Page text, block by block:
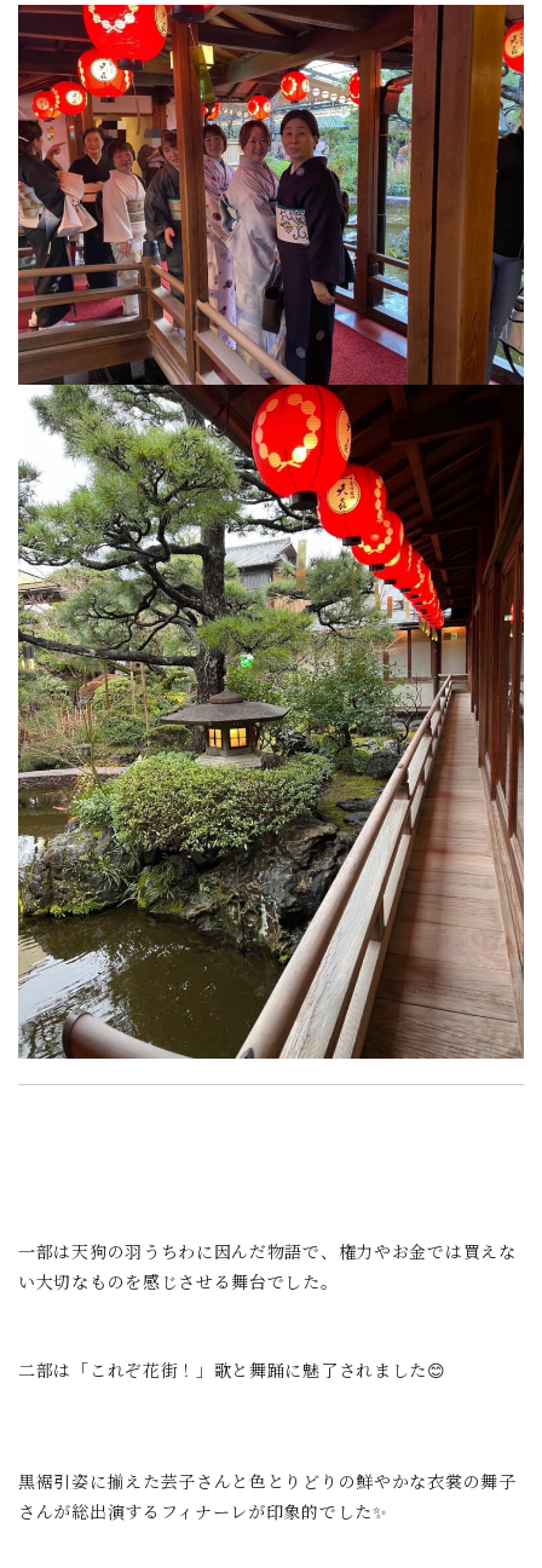
一部は天狗の羽うちわに因んだ物語で、権力やお金では買えな
い大切なものを感じさせる舞台でした。
二部は「これぞ花街！」歌と舞踊に魅了されました😊
黒裾引姿に揃えた芸子さんと色とりどりの鮮やかな衣裳の舞子
さんが総出演するフィナーレが印象的でした✨